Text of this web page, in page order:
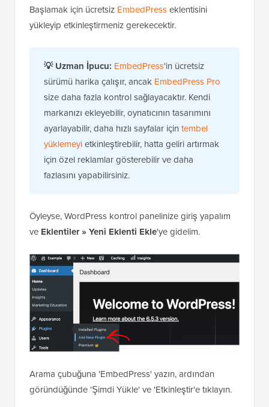
Başlamak için ücretsiz EmbedPresseklentisini
yükleyip etkinleştirmeniz gerekecektir.
💡 Uzman İpucu: EmbedPress'in ücretsiz
sürümü harika çalışır, ancak EmbedPress Pro
size daha fazla kontrol sağlayacaktır. Kendi
markanızı ekleyebilir, oynatıcının tasarımını
ayarlayabilir, daha hızlı sayfalar için tembel
yüklemeyietkinleştirebilir, hatta geliri artırmak
için özel reklamlar gösterebilir ve daha
fazlasını yapabilirsiniz.
Öyleyse, WordPress kontrol panelinize giriş yapalım
ve Eklentiler » Yeni Eklenti Ekle'ye gidelim.
Arama çubuğuna 'EmbedPress' yazın, ardından
göründüğünde 'Şimdi Yükle' ve 'Etkinleştir'e tıklayın.